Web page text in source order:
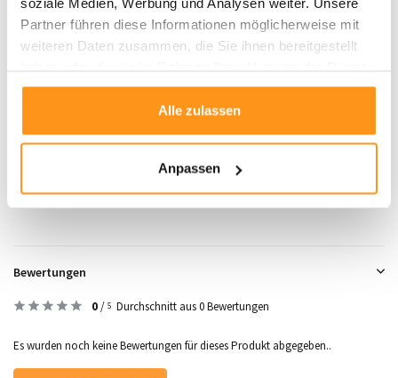
Partner führen diese Informationen möglicherweise mit
weiteren Daten zusammen, die Sie ihnen bereitgestellt
gesammelt haben.
Alle zulassen
Anpassen
Verleihen Sie Ihrem Wohn- oder Außenbereich einen Hauch von Vielseitigkeit
und Eleganz mit dem Wendeteppich Round Porto– die ideale
Produktdaten
9501375414146
Bewertungen
0/ 5 Durchschnitt aus 0 Bewertungen
Es wurden noch keine Bewertungen für dieses Produkt abgegeben..